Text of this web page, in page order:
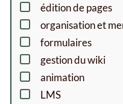
édition de pages
organisation et
formulaires
gestion du wiki
animation
LMS